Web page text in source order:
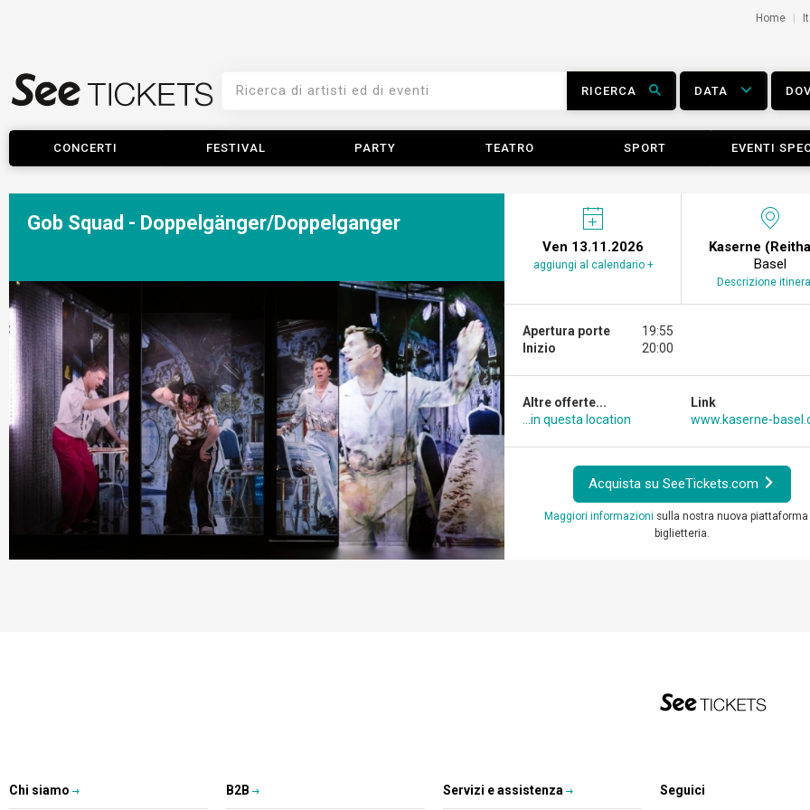
Home
RICERCA DATA
CONCERTI FESTIVAL PARTY TEATRO SPORT EVENTI
Gob Squad - Doppelgänger/Doppelganger
Ven 13.11.2026
aggiungi al calendario +
Kaserne
Basel
Descrizione
Apertura porte
Inizio
19:55
20:00
Altre offerte...
...in questa location
Link
www.kaserne-
Acquista su SeeTickets.com
Maggiori informazioni sulla nostra nuova piattaforma
biglietteria.
Chi siamo B2B Servizi e assistenza Seguici